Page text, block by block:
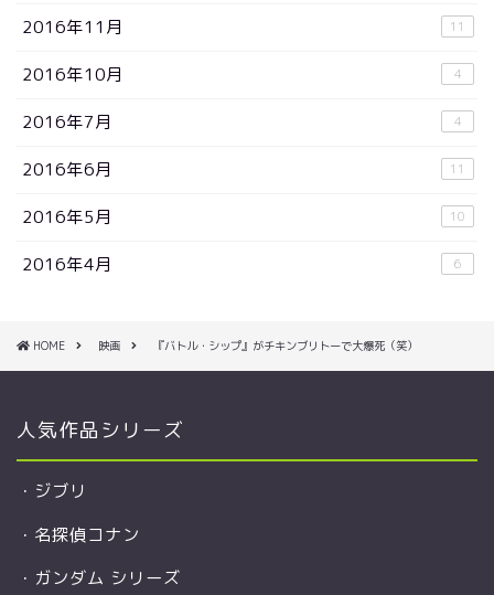
2016年11月 11
2016年10月 4
2016年7月 4
2016年6月 11
2016年5月 10
2016年4月 6
HOME 映画 『バトル・シップ』がチキンブリトーで大爆死（笑）
人気作品シリーズ
・ ジブリ
・ 名探偵コナン
・ ガンダム シリーズ